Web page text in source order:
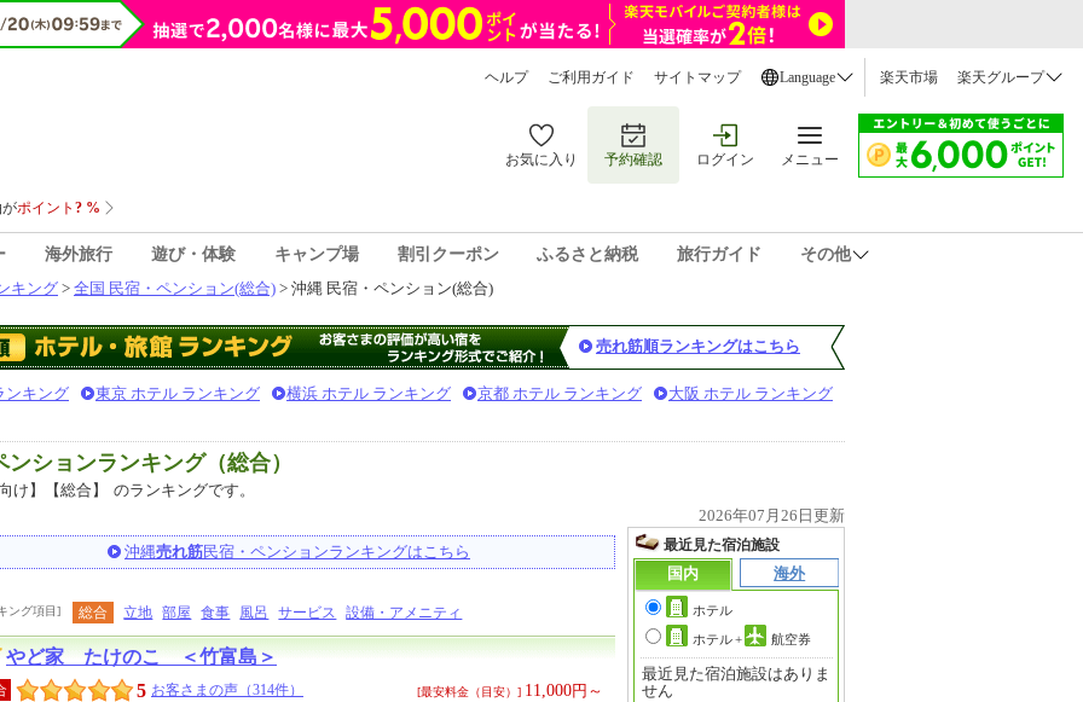
ヘルプ ご利用ガイド サイトマップ Language 楽天市場 楽天グループ
お気に入り 予約確認 ログイン メニュー
海外旅行 遊び・体験 キャンプ場 割引クーポン ふるさと納税 旅行ガイド
その他
キング > 全国 民宿・ペンション(総合) > 沖縄 民宿・ペンション(総合)
売れ筋順ランキングはこちら
ンキング 東京 ホテル ランキング 横浜 ホテル ランキング 京都 ホテル ランキング 大阪 ホテル ランキング
ションランキング（総合）
け】【総合】
のランキングです。
2026年07月26日更新
沖縄売れ筋民宿・ペンションランキングはこちら
ング項目] 総合 立地 部屋 食事 風呂 サービス 設備・アメニティ
やど家 たけのこ ＜竹富島＞
5 お客さまの声（314件） [最安料金（目安）] 11,000円～
最近見た宿泊施設
国内
海外
ホテル
ホテル+ 航空券
最近見た宿泊施設はありま
せん